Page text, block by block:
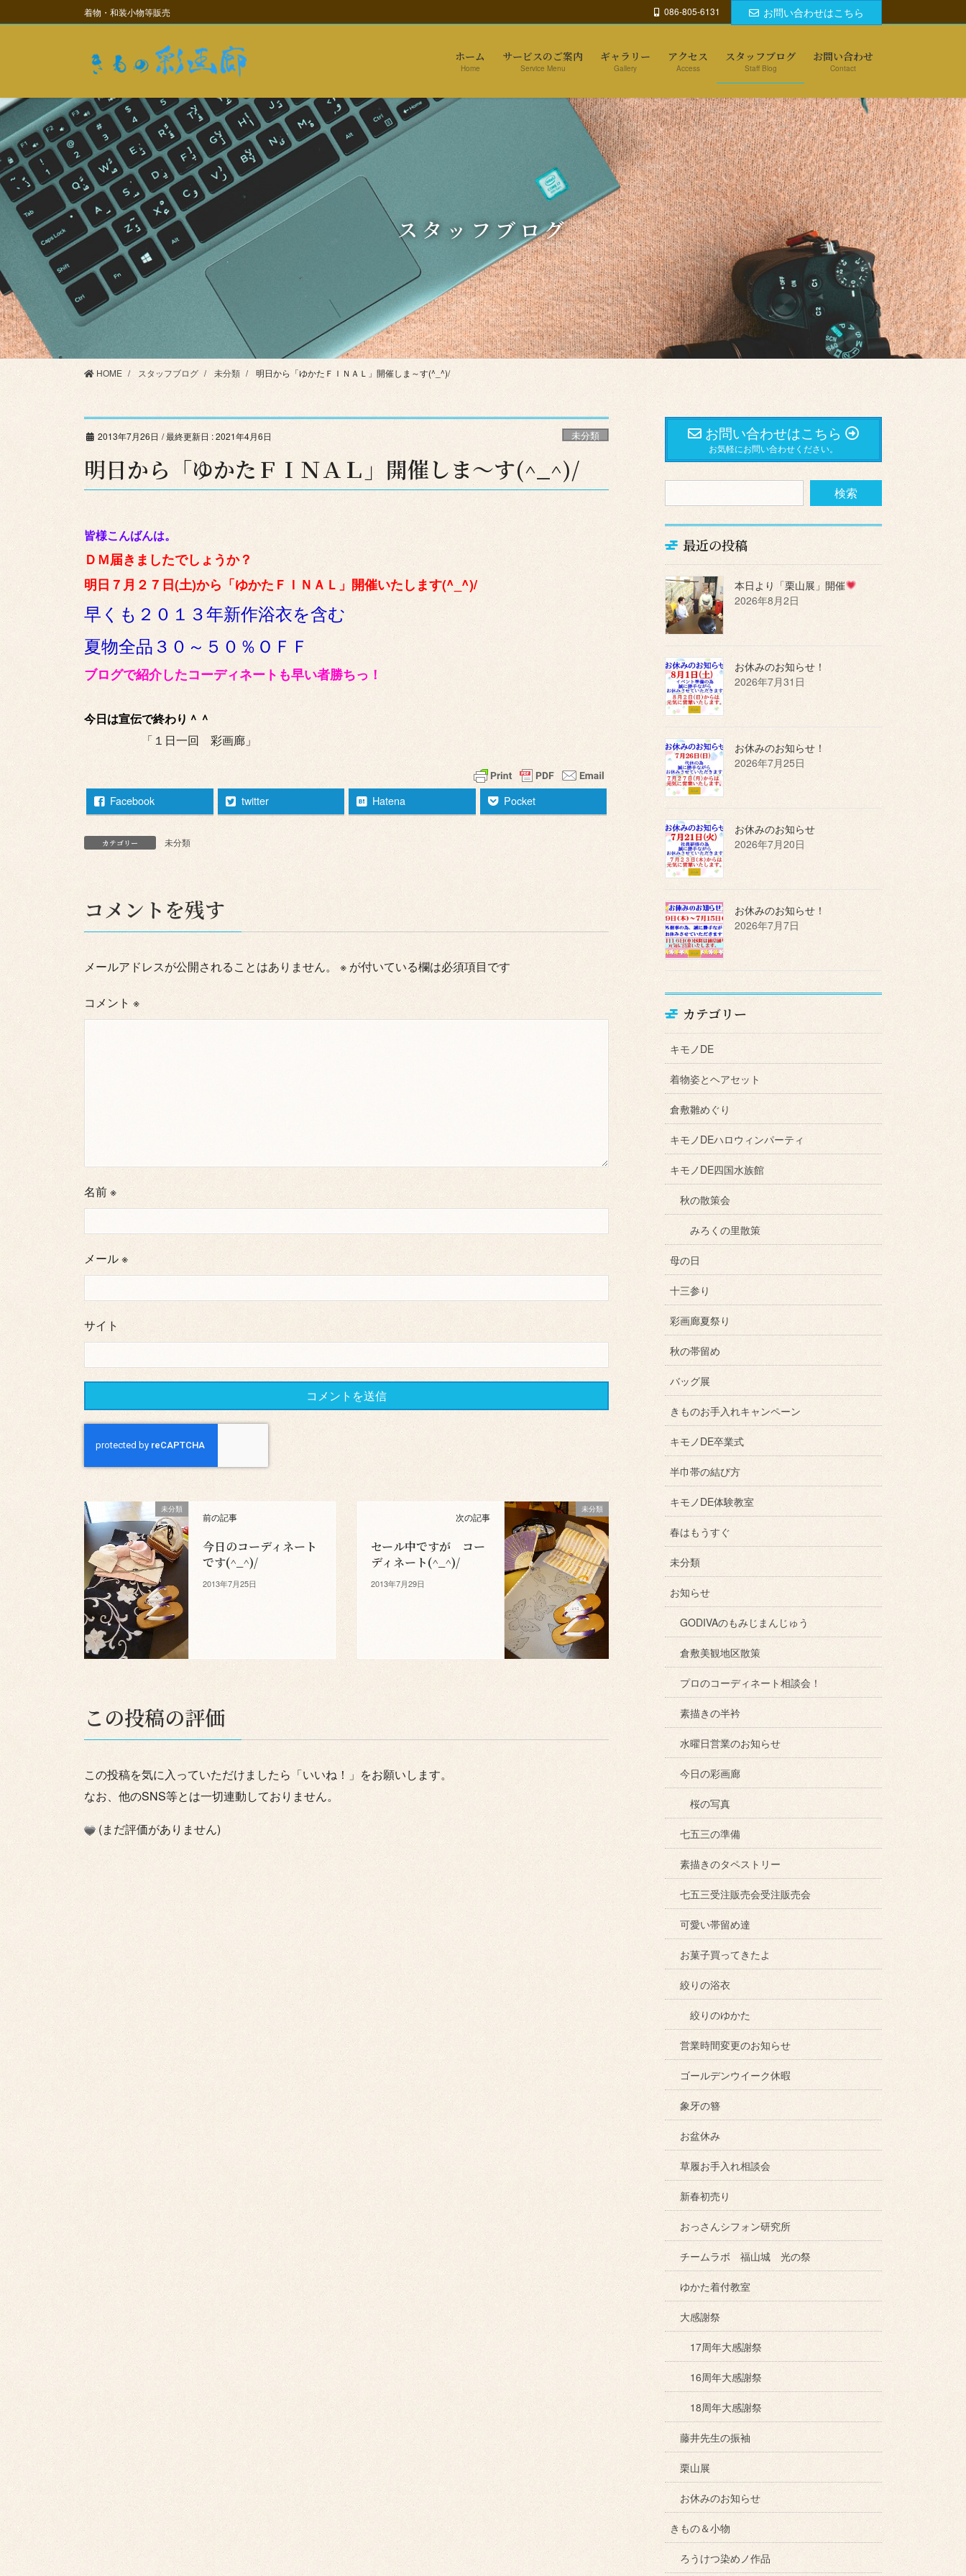
ン
に
移
ビ
ョ
ン
移
動
着物・和装小物等販売 086-805-6131 お問い合わせはこちら
ホーム
Home
サービスのご案内
Service Menu
ギャラリー
Gallery
アクセス
Access
スタッフブログ
Staff Blog
お問い合わせ
Contact
スタッフブログ
HOME スタッフブログ 未分類 明日から「ゆかたＦＩＮＡＬ」開催しま～す(^_^)/
2013年7月26日 / 最終更新日 :2021年4月6日 未分類
明日から「ゆかたＦＩＮＡＬ」開催しま～す(^_^)/
皆様こんばんは。
ＤＭ届きましたでしょうか？
明日７月２７日(土)から「ゆかたＦＩＮＡＬ」開催いたします(^_^)/
早くも２０１３年新作浴衣を含む
夏物全品３０～５０％ＯＦＦ
ブログで紹介したコーディネートも早い者勝ちっ！
今日は宣伝で終わり＾＾
「１日一回 彩画廊」
Facebook twitter Hatena Pocket
カテゴリー 未分類
コメントを残す
メールアドレスが公開されることはありません。 ※ が付いている欄は必須項目です
コメント ※
名前※
メール※
サイト
未分類
前の記事
今日のコーディネート
です(^_^)/
2013年7月25日
未分類
次の記事
セール中ですが コー
ディネート(^_^)/
2013年7月29日
この投稿の評価
この投稿を気に入っていただけましたら「いいね！」をお願いします。
なお、他のSNS等とは一切連動しておりません。
(まだ評価がありません)
お問い合わせはこちら
お気軽にお問い合わせください。
最近の投稿
本日より「栗山展」開催
2026年8月2日
お休みのお知らせ！
2026年7月31日
お休みのお知らせ！
2026年7月25日
お休みのお知らせ
2026年7月20日
お休みのお知らせ！
2026年7月7日
カテゴリー
キモノDE
着物姿とヘアセット
倉敷雛めぐり
キモノDEハロウィンパーティ
キモノDE四国水族館
秋の散策会
みろくの里散策
母の日
十三参り
彩画廊夏祭り
秋の帯留め
バッグ展
きものお手入れキャンペーン
キモノDE卒業式
半巾帯の結び方
キモノDE体験教室
春はもうすぐ
未分類
お知らせ
GODIVAのもみじまんじゅう
倉敷美観地区散策
プロのコーディネート相談会！
素描きの半衿
水曜日営業のお知らせ
今日の彩画廊
桜の写真
七五三の準備
素描きのタペストリー
七五三受注販売会受注販売会
可愛い帯留め達
お菓子買ってきたよ
絞りの浴衣
絞りのゆかた
営業時間変更のお知らせ
ゴールデンウイーク休暇
象牙の簪
お盆休み
草履お手入れ相談会
新春初売り
おっさんシフォン研究所
チームラボ 福山城 光の祭
ゆかた着付教室
大感謝祭
17周年大感謝祭
16周年大感謝祭
18周年大感謝祭
藤井先生の振袖
栗山展
お休みのお知らせ
きもの＆小物
ろうけつ染めノ作品